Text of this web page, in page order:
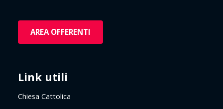
AREA OFFERENTI
Link utili
Chiesa Cattolica